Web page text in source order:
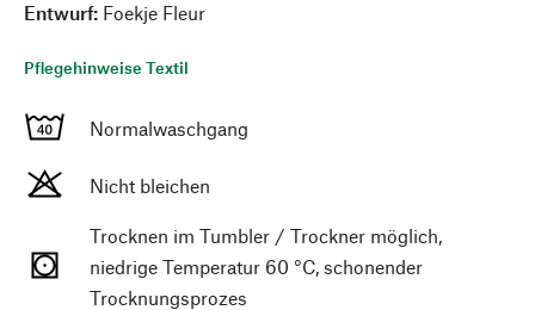
Entwurf: Foekje Fleur
Pflegehinweise Textil
Normalwaschgang
Nicht bleichen
Trocknen im Tumbler / Trockner möglich,
niedrige Temperatur 60 °C, schonender
Trocknungsprozes